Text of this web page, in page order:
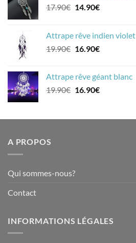
17.90€ Le
était :
17.90€.
14.90€Le
est :
14.90€.
Attrape rêve indien violet
19.90€ Le
était :
19.90€.
16.90€Le
est :
16.90€.
Attrape rêve géant blanc
19.90€ Le
était :
16.90€Le
est :
A PROPOS
Qui sommes-nous?
Contact
INFORMATIONS LÉGALES